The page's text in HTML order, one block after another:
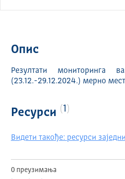
Опис
Резултати мониторинга
(23.12.-29.12.2024.) мерно
Ресурси 1
Видети такође: ресурси
0 преузимања